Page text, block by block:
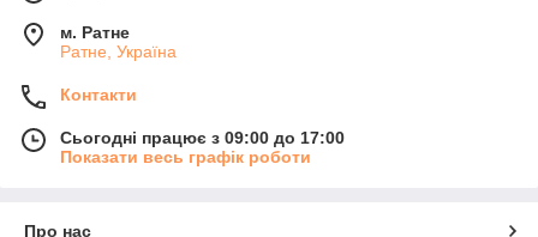
м. Ратне
Ратне, Україна
Контакти
Сьогодні працює з 09:00 до 17:00
Показати весь графік роботи
Про нас